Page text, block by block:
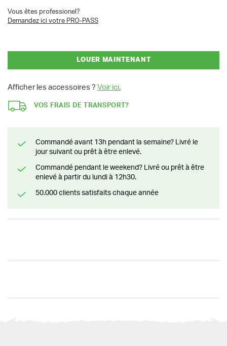
Vous êtes professionel?
Demandez ici votre PRO-PASS
LOUER MAINTENANT
Afficher les accessoires ? Voir ici.
VOS FRAIS DE TRANSPORT?
Commandé avant 13h pendant la semaine? Livré le
jour suivant ou prêt à être enlevé.
Commandé pendant le weekend? Livré ou prêt à être
enlevé à partir du lundi à 12h30.
50.000 clients satisfaits chaque année